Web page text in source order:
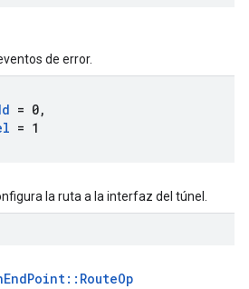
de error.
= 0,
= 1
la ruta a la interfaz del túnel.